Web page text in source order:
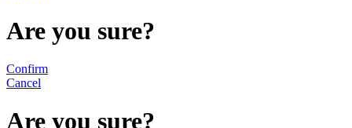
Are you sure?
Confirm
Cancel
Are you sure?